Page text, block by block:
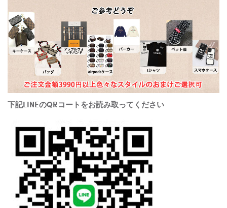
下記LINEのQRコートをお読み取ってください